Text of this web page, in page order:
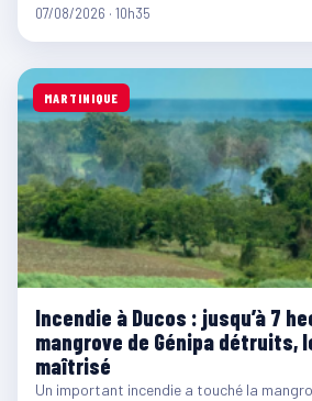
07/08/2026 · 10h35
MARTINIQUE
Incendie à Ducos : jusqu’à 7
mangrove de Génipa détruits,
maîtrisé
Un important incendie a touché la